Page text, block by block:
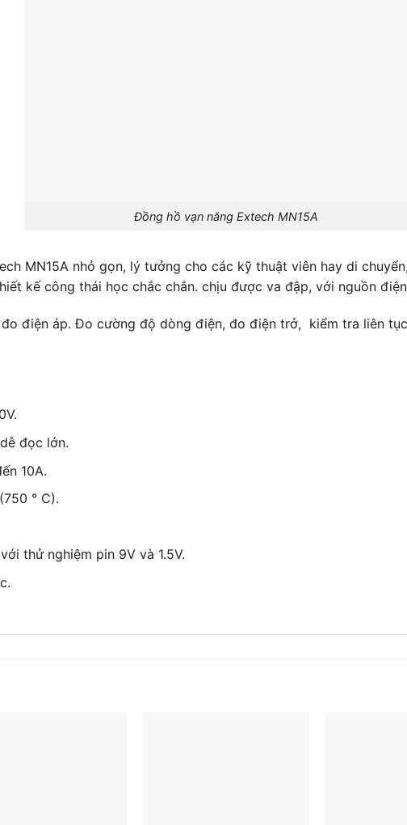
Đồng hồ vạn năng Extech MN15A
MN15A nhỏ gọn, lý tưởng cho các kỹ thuật viên hay di
kế công thái học chắc chắn. chịu được va đập, với nguồn
điện áp. Đo cường độ dòng điện, đo điện trở, kiểm tra liên
đọc lớn.
10A.
° C).
thử nghiệm pin 9V và 1.5V.